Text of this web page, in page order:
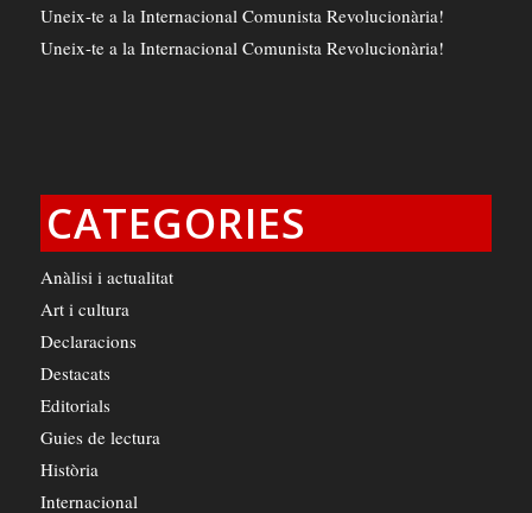
Uneix-te a la Internacional Comunista Revolucionària!
Uneix-te a la Internacional Comunista Revolucionària!
CATEGORIES
Anàlisi i actualitat
Art i cultura
Declaracions
Destacats
Editorials
Guies de lectura
Història
Internacional